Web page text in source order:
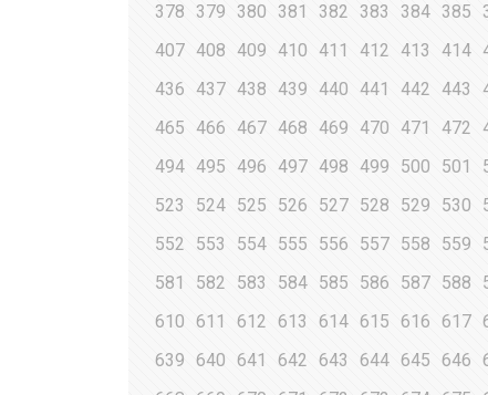
378
379 380 381 382 383 384 385
407 408 409 410 411 412 413 414
436
437 438 439 440 441 442 443
465
466 467 468 469 470 471 472
494 495 496 497 498 499 500 501
523
524 525 526 527 528 529 530
552
553 554 555 556 557 558 559
581
582 583 584 585 586 587 588
610
611 612 613 614 615 616 617
639
640 641 642 643 644 645 646